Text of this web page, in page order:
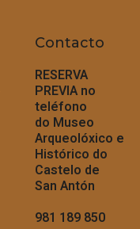
Contacto
RESERVA
PREVIA no
teléfono
do Museo
Arqueolóxico e
Histórico do
Castelo de
San Antón
981 189 850